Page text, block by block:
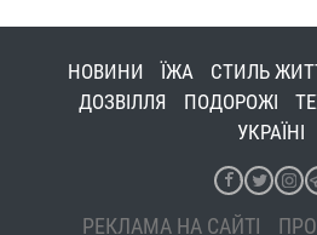
НОВИНИ ЇЖА СТИЛЬ
ДОЗВІЛЛЯ
ПОДОРОЖІ
УКРАЇНІ
РЕКЛАМА НА САЙТІ